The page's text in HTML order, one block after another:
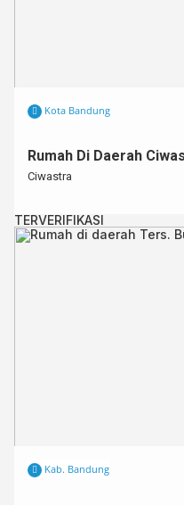
Kota Bandung
Rumah Di Daerah
Ciwastra
TERVERIFIKASI
Kab. Bandung